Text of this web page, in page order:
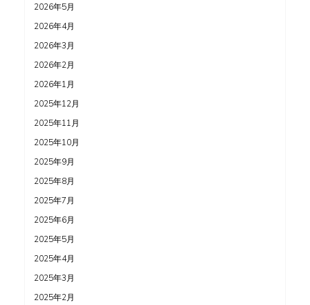
2026年5月
2026年4月
2026年3月
2026年2月
2026年1月
2025年12月
2025年11月
2025年10月
2025年9月
2025年8月
2025年7月
2025年6月
2025年5月
2025年4月
2025年3月
2025年2月